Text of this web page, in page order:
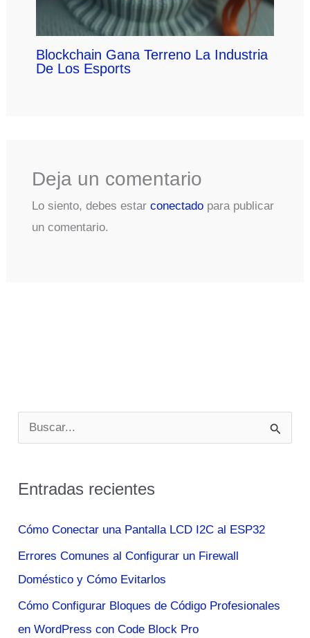
Blockchain Gana Terreno La Industria
De Los Esports
Deja un comentario
Lo siento, debes estar conectadopara publicar
un comentario.
u
c
p
o
r
:
Entradas recientes
Cómo Conectar una Pantalla LCD I2C al ESP32
Errores Comunes al Configurar un Firewall
Doméstico y Cómo Evitarlos
Cómo Configurar Bloques de Código Profesionales
en WordPress con Code Block Pro